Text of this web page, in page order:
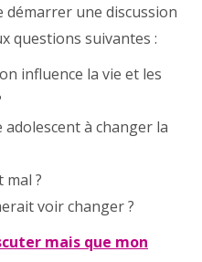
démarrer une discussion
questions suivantes :
influence la vie et les
à changer la
mal ?
voir changer ?
mais que mon